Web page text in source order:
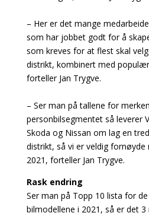
– Her er det mange
som har jobbet godt for å
som kreves for at flest skal
distrikt, kombinert med
forteller Jan Trygve.
– Ser man på tallene for
personbilsegmentet så leverer
Skoda og Nissan om lag en
distrikt, så vi er veldig fornøyde
2021, forteller Jan Trygve.
Rask endring
Ser man på Topp 10 lista for
bilmodellene i 2021, så er det 3